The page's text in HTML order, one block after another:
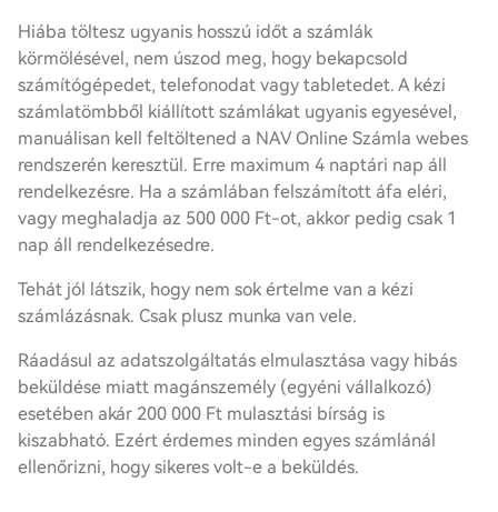
Hiába töltesz ugyanis hosszú időt a számlák
körmölésével, nem úszod meg, hogy bekapcsold
számítógépedet, telefonodat vagy tabletedet. A kézi
számlatömbből kiállított számlákat ugyanis egyesével,
manuálisan kell feltöltened a NAV Online Számla webes
rendszerén keresztül. Erre maximum 4 naptári nap áll
rendelkezésre. Ha a számlában felszámított áfa eléri,
vagy meghaladja az 500 000 Ft-ot, akkor pedig csak 1
nap áll rendelkezésedre.
Tehát jól látszik, hogy nem sok értelme van a kézi
számlázásnak. Csak plusz munka van vele.
Ráadásul az adatszolgáltatás elmulasztása vagy hibás
beküldése miatt magánszemély (egyéni vállalkozó)
esetében akár 200 000 Ft mulasztási bírság is
kiszabható. Ezért érdemes minden egyes számlánál
ellenőrizni, hogy sikeres volt-e a beküldés.